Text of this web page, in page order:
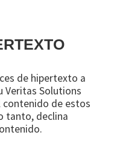
de hipertexto a
Veritas Solutions
de estos
tanto, declina